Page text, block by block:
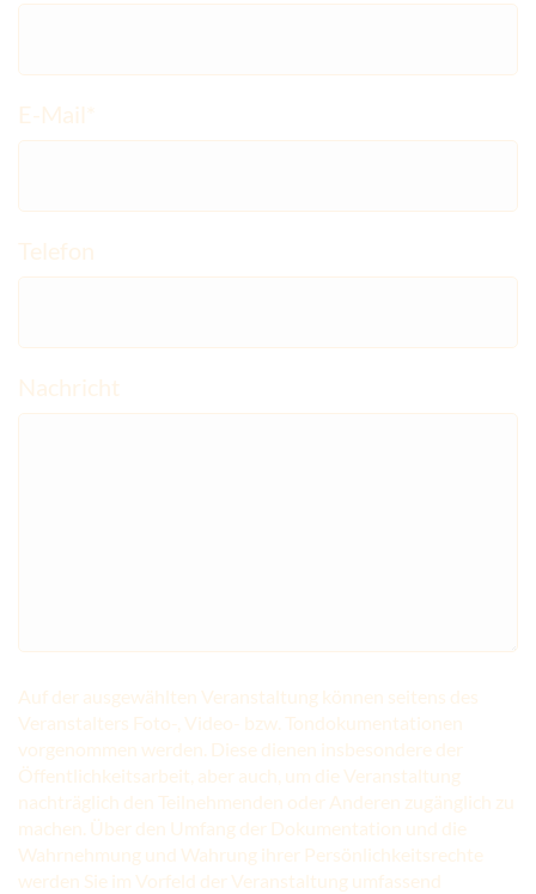
E-Mail*
Telefon
Nachricht
Auf der ausgewählten Veranstaltung können seitens des
Veranstalters Foto-, Video- bzw. Tondokumentationen
vorgenommen werden. Diese dienen insbesondere der
Öffentlichkeitsarbeit, aber auch, um die Veranstaltung
nachträglich den Teilnehmenden oder Anderen zugänglich zu
machen. Über den Umfang der Dokumentation und die
Wahrnehmung und Wahrung ihrer Persönlichkeitsrechte
werden Sie im Vorfeld der Veranstaltung umfassend